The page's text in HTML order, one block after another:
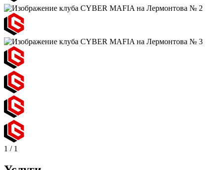
1 / 1